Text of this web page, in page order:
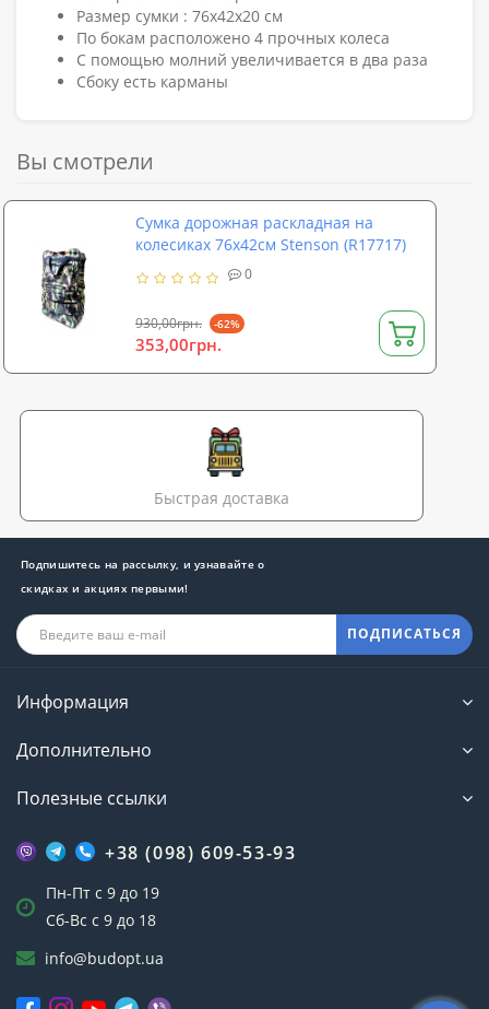
Размер сумки : 76х42х20 см
По бокам расположено 4 прочных колеса
С помощью молний увеличивается в два раза
Сбоку есть карманы
Вы смотрели
Сумка дорожная раскладная на
колесиках 76х42см Stenson (R17717)
0
930,00грн. -62%
353,00грн.
Быстрая доставка
Подпишитесь на рассылку, и узнавайте о
скидках и акциях первыми!
ПОДПИСАТЬСЯ
Информация
Дополнительно
Полезные ссылки
+38 (098) 609-53-93
Пн-Пт с 9 до 19
Сб-Вс с 9 до 18
info@budopt.ua